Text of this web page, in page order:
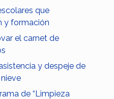
que
y formación
el carnet de
y despeje de
de “Limpieza